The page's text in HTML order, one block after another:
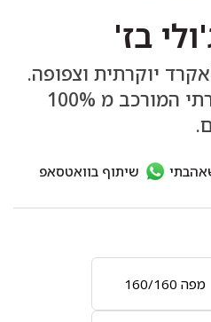
בז'
יוקרתית וצפופה.
המפה עשויה מבד יוקרתי המורכב מ 100%
מפה 160/160